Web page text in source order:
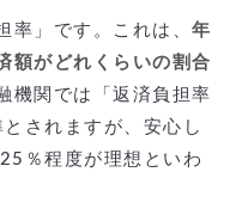
率」です。これは、 年
額がどれくらいの割合
機関では「返済負担率
されますが、安心し
％程度が理想といわ